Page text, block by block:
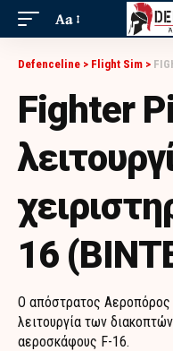
Aa
Defenceline > Flight Sim >
Fighter
16
O απόστρατος Αεροπόρος
λειτουργία των
αεροσκάφους F-16.